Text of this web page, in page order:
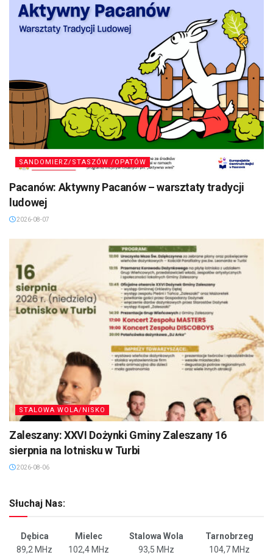
SANDOMIERZ/STASZÓW /OPATÓW
Pacanów: Aktywny Pacanów – warsztaty tradycji
ludowej
2026-08-07
STALOWA WOLA/NISKO
Zaleszany: XXVI Dożynki Gminy Zaleszany 16
sierpnia na lotnisku w Turbi
2026-08-06
Słuchaj Nas:
Dębica Mielec Stalowa Wola
Tarnobrzeg
89,2 MHz
102,4 MHz 93,5 MHz 104,7 MHz